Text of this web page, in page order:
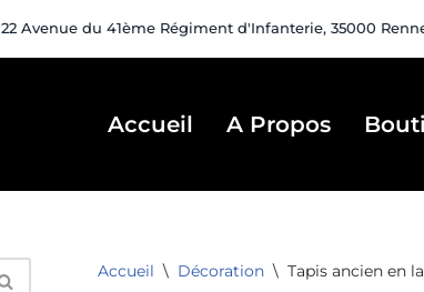
22 Avenue du 41ème Régiment d'Infanterie, 35000
Accueil A Propos
Accueil \ Décoration \ Tapis ancien en